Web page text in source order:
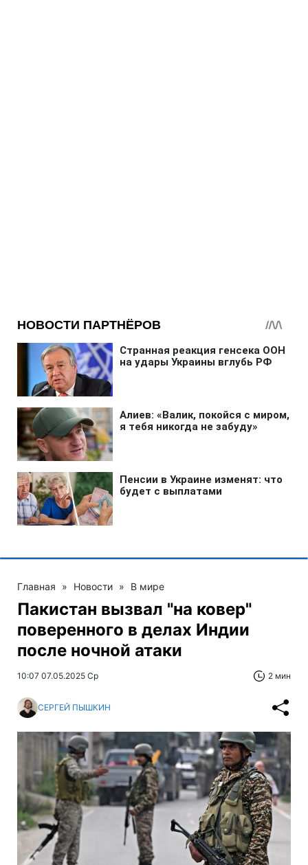
Главная » Новости » В мире
Пакистан вызвал "на ковер"
поверенного в делах Индии
после ночной атаки
10:07 07.05.2025 Ср 2 мин
СЕРГЕЙ ПЫШКИН